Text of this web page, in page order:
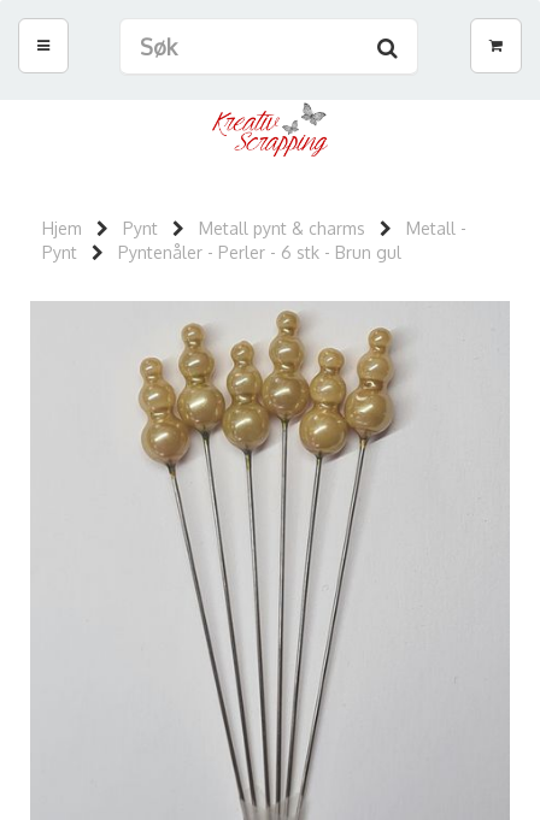
Hjem Pynt Metall pynt & charms
Metall -
Pynt
Pyntenåler - Perler - 6 stk - Brun gul